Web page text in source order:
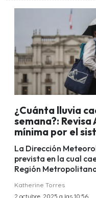
¿Cuánta lluvia
semana?:
mínima por el
La Dirección
prevista en la cual
Región
Katherine Torres
2 octubre, 2025 a las 10:56